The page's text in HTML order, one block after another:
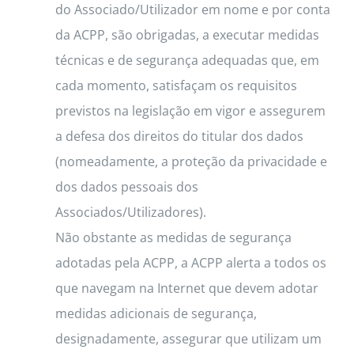
do Associado/Utilizador em nome e por conta
da ACPP, são obrigadas, a executar medidas
técnicas e de segurança adequadas que, em
cada momento, satisfaçam os requisitos
previstos na legislação em vigor e assegurem
a defesa dos direitos do titular dos dados
(nomeadamente, a proteção da privacidade e
dos dados pessoais dos
Associados/Utilizadores).
Não obstante as medidas de segurança
adotadas pela ACPP, a ACPP alerta a todos os
que navegam na Internet que devem adotar
medidas adicionais de segurança,
designadamente, assegurar que utilizam um